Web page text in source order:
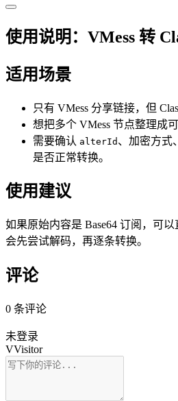
使用说明：VMess 转
适用场景
只有 VMess 分享链接，但
想把多个 VMess 节点整理成
需要确认 alterId 、加密方式
是否正常转换。
使用建议
如果原始内容是 Base64 订阅，可
会先尝试解码，再逐条转换。
评论
0 条评论
未登录
VVisitor